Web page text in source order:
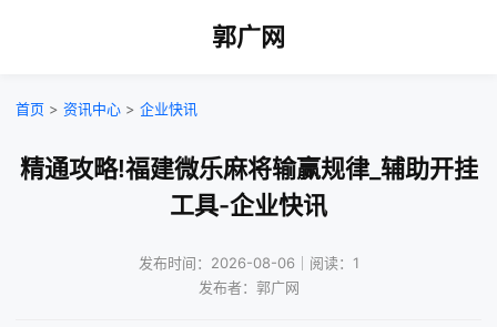
郭广网
首页 > 资讯中心 > 企业快讯
精通攻略!福建微乐麻将输赢规律_辅助开挂
工具-企业快讯
发布时间：2026-08-06｜阅读：1
发布者：郭广网